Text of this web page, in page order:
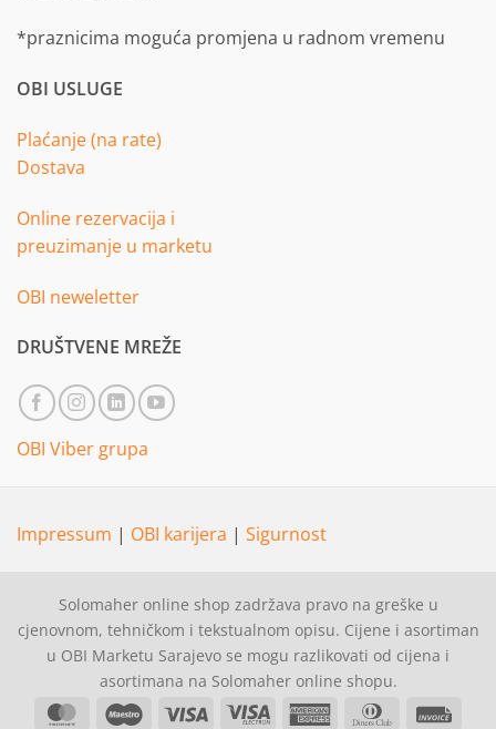
*praznicima moguća promjena u radnom vremenu
OBI USLUGE
Plaćanje (na rate)
Dostava
Online rezervacija i
preuzimanje u marketu
OBI neweletter
DRUŠTVENE MREŽE
OBI Viber grupa
Impressum | OBI karijera | Sigurnost
Solomaher online shop zadržava pravo na greške u
cjenovnom, tehničkom i tekstualnom opisu. Cijene i asortiman
u OBI Marketu Sarajevo se mogu razlikovati od cijena i
asortimana na Solomaher online shopu.
MasterCardMaestro Visa
Visa
American Dinners